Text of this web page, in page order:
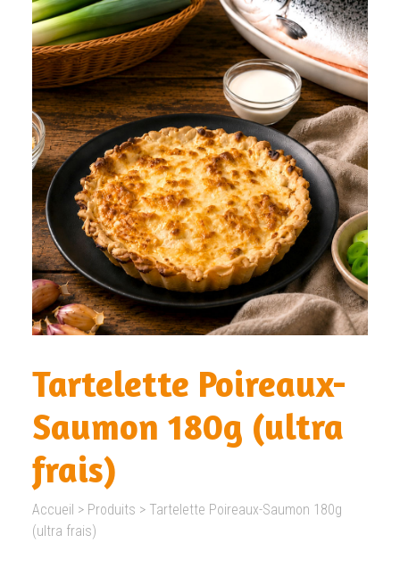
Tartelette Poireaux-
Saumon 180g (ultra
frais)
Accueil > Produits > Tartelette Poireaux-Saumon 180g
(ultra frais)